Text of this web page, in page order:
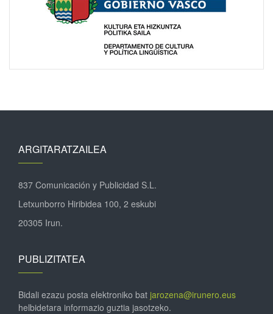
ARGITARATZAILEA
837 Comunicación y Publicidad S.L.
Letxunborro Hiribidea 100, 2 eskubi
20305 Irun.
PUBLIZITATEA
Bidali ezazu posta elektroniko bat jarozena@irunero.eus
helbidetara informazio guztia jasotzeko.